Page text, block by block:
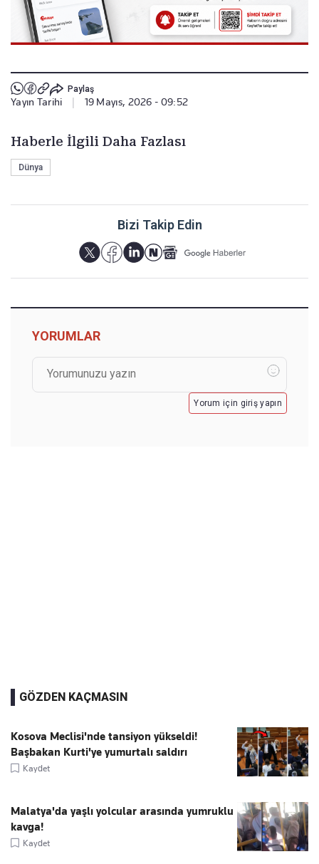
Paylaş
Yayın Tarihi 19 Mayıs, 2026 - 09:52
Haberle İlgili Daha Fazlası
Dünya
Bizi Takip Edin
YORUMLAR
Yorum için giriş yapın
GÖZDEN KAÇMASIN
Kosova Meclisi'nde tansiyon yükseldi!
Başbakan Kurti'ye yumurtalı saldırı
Kaydet
Malatya'da yaşlı yolcular arasında yumruklu
kavga!
Kaydet